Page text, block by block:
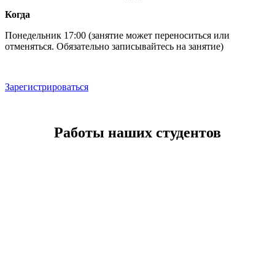
Когда
Понедельник 17:00 (занятие может переноситься или
отменяться. Обязательно записывайтесь на занятие)
Зарегистрироваться
Работы наших студентов